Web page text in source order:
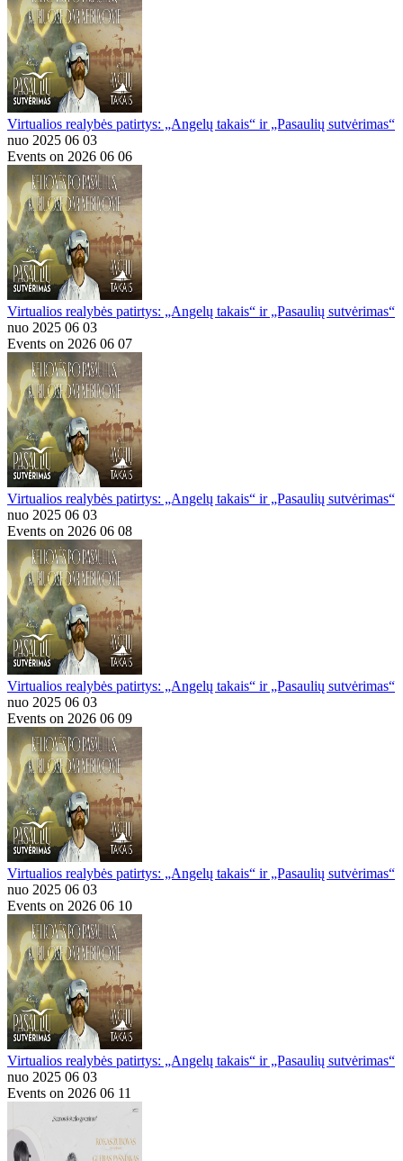
Virtualios realybės patirtys: „Angelų takais“ ir „Pasaulių sutvėrimas“
nuo 2025 06 03
Events on 2026 06 06
Virtualios realybės patirtys: „Angelų takais“ ir „Pasaulių sutvėrimas“
nuo 2025 06 03
Events on 2026 06 07
Virtualios realybės patirtys: „Angelų takais“ ir „Pasaulių sutvėrimas“
nuo 2025 06 03
Events on 2026 06 08
Virtualios realybės patirtys: „Angelų takais“ ir „Pasaulių sutvėrimas“
nuo 2025 06 03
Events on 2026 06 09
Virtualios realybės patirtys: „Angelų takais“ ir „Pasaulių sutvėrimas“
nuo 2025 06 03
Events on 2026 06 10
Virtualios realybės patirtys: „Angelų takais“ ir „Pasaulių sutvėrimas“
nuo 2025 06 03
Events on 2026 06 11